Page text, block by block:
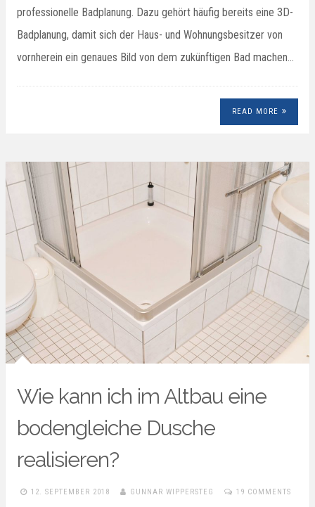
professionelle Badplanung. Dazu gehört häufig bereits eine 3D-
Badplanung, damit sich der Haus- und Wohnungsbesitzer von
vornherein ein genaues Bild von dem zukünftigen Bad machen…
READ MORE
Wie kann ich im Altbau eine
bodengleiche Dusche
realisieren?
12. SEPTEMBER 2018 GUNNAR WIPPERSTEG 19 COMMENTS